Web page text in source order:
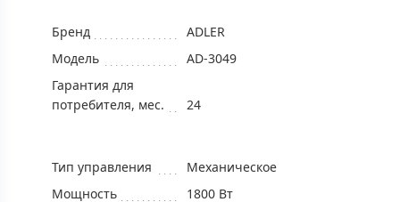
Бренд
ADLER
Модель
AD-3049
Гарантия для
потребителя, мес.
24
Тип управления
Механическое
Мощность
1800 Вт